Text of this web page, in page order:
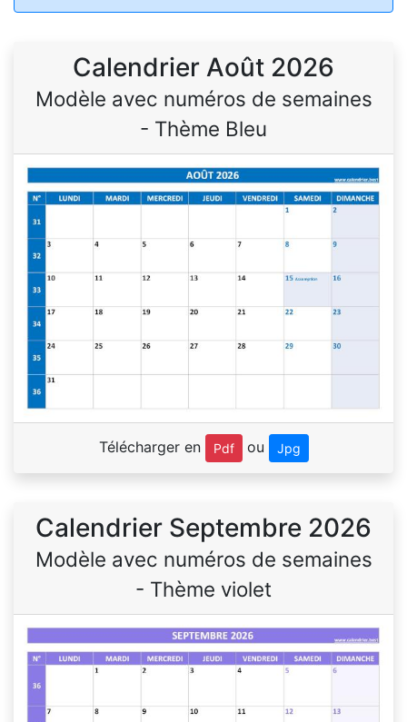
Calendrier Août 2026
Modèle avec numéros de semaines
- Thème Bleu
Télécharger en Pdf ou Jpg
Calendrier Septembre 2026
Modèle avec numéros de semaines
- Thème violet